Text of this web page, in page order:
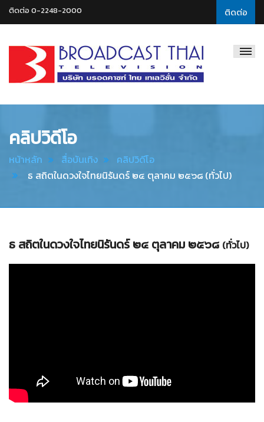
ติดต่อ
ติดต่อ 0-2248-2000
Thai
คลิปวิดีโอ
หน้าหลัก สื่อบันเทิง
คลิปวิดีโอ
ธ สถิตในดวงใจไทยนิรันดร์ ๒๔ ตุลาคม ๒๕๖๘ (ทั่วไป)
ธ สถิตในดวงใจไทยนิรันดร์ ๒๔ ตุลาคม ๒๕๖๘ (ทั่วไป)